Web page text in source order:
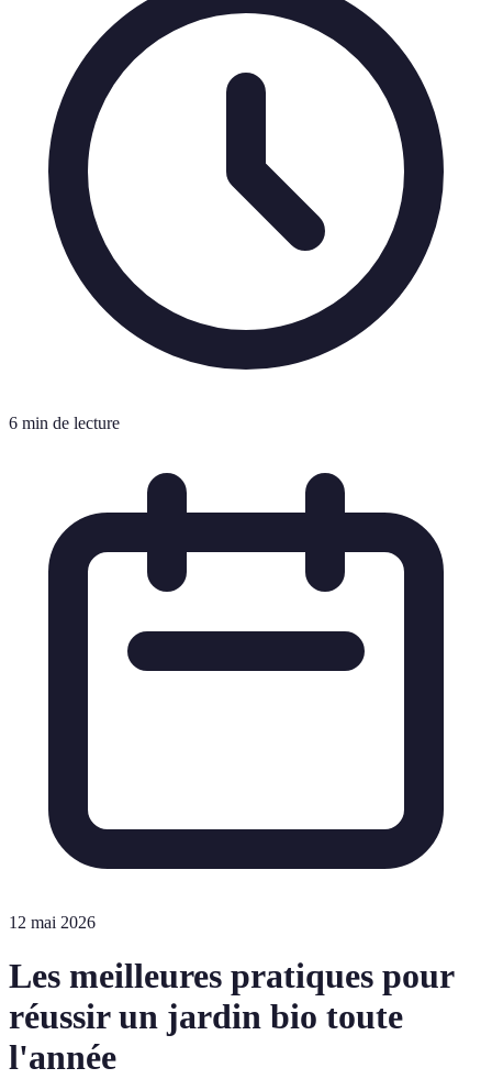
6 min de lecture
12 mai 2026
Les meilleures pratiques pour
réussir un jardin bio toute
l'année